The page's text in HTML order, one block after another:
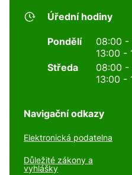
Úřední hodiny
Pondělí
08:00 -
13:00 -
Středa
08:00 -
13:00 -
Navigační odkazy
Elektronická podatelna
Důležité zákony a
vyhlášky